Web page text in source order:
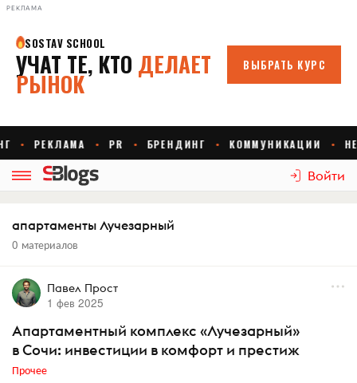
РЕКЛАМА
Войти
апартаменты Лучезарный
0 материалов
Павел Прост
1 фев 2025
Апартаментный комплекс «Лучезарный»
в Сочи: инвестиции в комфорт и престиж
Прочее